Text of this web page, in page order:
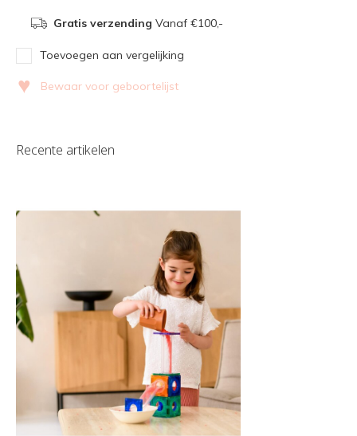
Gratis verzending Vanaf €100,-
Toevoegen aan vergelijking
♥ Bewaar voor geboortelijst
Recente artikelen